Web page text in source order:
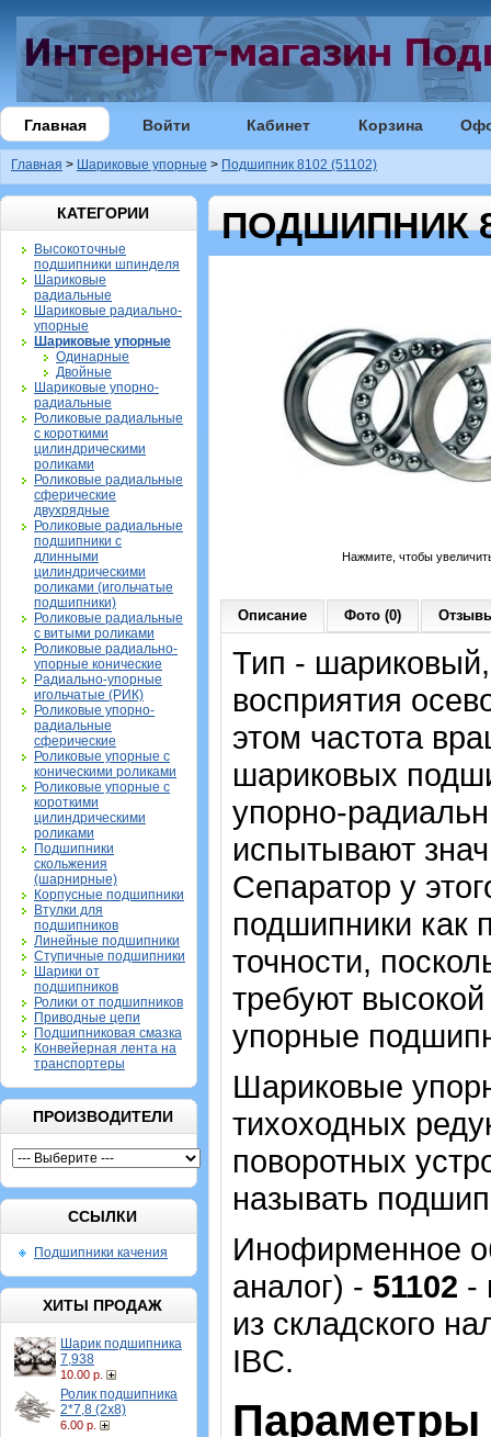
Главная Войти Кабинет Корзина
Главная > Шариковые упорные > Подшипник 8102 (51102)
КАТЕГОРИИ
Высокоточные
подшипники шпинделя
Шариковые
радиальные
Шариковые радиально-
упорные
Шариковые упорные
Одинарные
Двойные
Шариковые упорно-
радиальные
Роликовые радиальные
с короткими
цилиндрическими
роликами
Роликовые радиальные
сферические
двухрядные
Роликовые радиальные
подшипники с
длинными
цилиндрическими
роликами (игольчатые
подшипники)
Роликовые радиальные
с витыми роликами
Роликовые радиально-
упорные конические
Радиально-упорные
игольчатые (РИК)
Роликовые упорно-
радиальные
сферические
Роликовые упорные с
коническими роликами
Роликовые упорные с
короткими
цилиндрическими
роликами
Подшипники
скольжения
(шарнирные)
Корпусные подшипники
Втулки для
подшипников
Линейные подшипники
Ступичные подшипники
Шарики от
подшипников
Ролики от подшипников
Приводные цепи
Подшипниковая смазка
Конвейерная лента на
транспортеры
ПРОИЗВОДИТЕЛИ
ССЫЛКИ
Подшипники качения
ХИТЫ ПРОДАЖ
Шарик подшипника
7,938
10.00 р.
Ролик подшипника
2*7,8 (2х8)
6.00 р.
ПОДШИПНИК
Нажмите, чтобы
Описание Фото (0)
Тип -
восприятия
этом частота
шариковых
упорно-
испытывают
Сепаратор у
подшипники как
точности,
требуют
упорные
Шариковые
тихоходных
поворотных
называть
Инофирменное
аналог) - 51102 -
из складского
IBC.
Параметры